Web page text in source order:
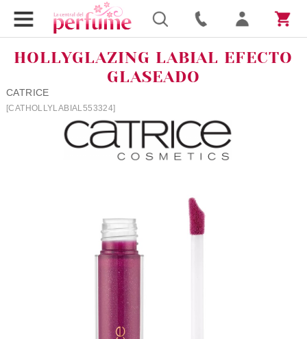
HOLLYGLAZING LABIAL EFECTO
GLASEADO
CATRICE
[CATHOLLYLABIAL553324]